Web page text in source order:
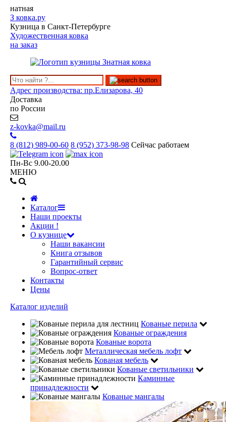
натная
З ковка.ру
Кузница в Санкт-Петербурге
Художественная ковка
на заказ
Адрес производства: пр.Елизарова, 40
Доставка
по России
z-kovka@mail.ru
8 (812) 989-00-60 8 (952) 373-98-98 Сейчас работаем
Пн-Вс 9.00-20.00
МЕНЮ
Каталог
Наши проекты
Акции !
О кузнице
Наши вакансии
Книга отзывов
Гарантийный сервис
Вопрос-ответ
Контакты
Цены
Каталог изделий
Кованые перила
Кованые ограждения
Кованые ворота
Металлическая мебель лофт
Кованая мебель
Кованые светильники
Каминные
принадлежности
Кованые мангалы